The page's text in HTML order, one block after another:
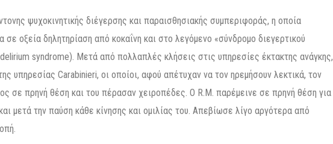
ψυχοκινητικής διέγερσης και παραισθησιακής συμπεριφοράς, η οποία
οξεία δηλητηρίαση από κοκαΐνη και στο λεγόμενο «σύνδρομο διεγερτικού
syndrome). Μετά από πολλαπλές κλήσεις στις υπηρεσίες έκτακτης ανάγκης,
υπηρεσίας Carabinieri, οι οποίοι, αφού απέτυχαν να τον ηρεμήσουν λεκτικά, τον
σε πρηνή θέση και του πέρασαν χειροπέδες. Ο R.M. παρέμεινε σε πρηνή θέση για
μετά την παύση κάθε κίνησης και ομιλίας του. Απεβίωσε λίγο αργότερα από